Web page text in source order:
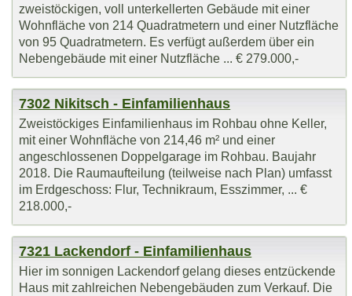
zweistöckigen, voll unterkellerten Gebäude mit einer
Wohnfläche von 214 Quadratmetern und einer Nutzfläche
von 95 Quadratmetern. Es verfügt außerdem über ein
Nebengebäude mit einer Nutzfläche ... € 279.000,-
7302 Nikitsch - Einfamilienhaus
Zweistöckiges Einfamilienhaus im Rohbau ohne Keller,
mit einer Wohnfläche von 214,46 m² und einer
angeschlossenen Doppelgarage im Rohbau. Baujahr
2018. Die Raumaufteilung (teilweise nach Plan) umfasst
im Erdgeschoss: Flur, Technikraum, Esszimmer, ... €
218.000,-
7321 Lackendorf - Einfamilienhaus
Hier im sonnigen Lackendorf gelang dieses entzückende
Haus mit zahlreichen Nebengebäuden zum Verkauf. Die